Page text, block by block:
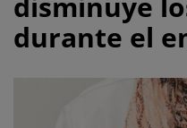
aumenta
las
posibilidades
durante el